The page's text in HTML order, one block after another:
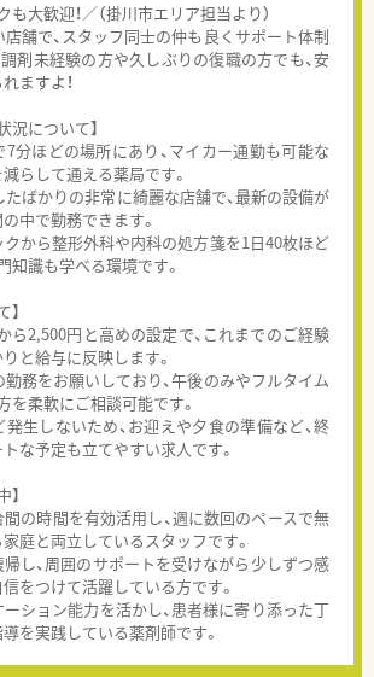
も大歓迎！／（掛川市エリア担当より）
舗で、スタッフ同士の仲も良くサポート体制
剤未経験の方や久しぶりの復職の方でも、安
ますよ！
況について】
分ほどの場所にあり、マイカー通勤も可能な
らして通える薬局です。
ばかりの非常に綺麗な店舗で、最新の設備が
中で勤務できます。
から整形外科や内科の処方箋を1日40枚ほど
知識も学べる環境です。
】
2,500円と高めの設定で、これまでのご経験
と給与に反映します。
務をお願いしており、午後のみやフルタイム
を柔軟にご相談可能です。
生しないため、お迎えや夕食の準備など、終
な予定も立てやすい求人です。
】
の時間を有効活用し、週に数回のペースで無
庭と両立しているスタッフです。
し、周囲のサポートを受けながら少しずつ感
をつけて活躍している方です。
ション能力を活かし、患者様に寄り添った丁
を実践している薬剤師です。